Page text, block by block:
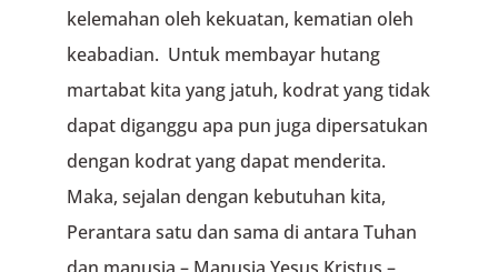
kelemahan oleh kekuatan, kematian oleh
keabadian. Untuk membayar hutang
martabat kita yang jatuh, kodrat yang tidak
dapat diganggu apa pun juga dipersatukan
dengan kodrat yang dapat menderita.
Maka, sejalan dengan kebutuhan kita,
Perantara satu dan sama di antara Tuhan